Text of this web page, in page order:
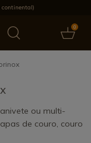
0
Últimas notícias
ou multi-
de couro, couro